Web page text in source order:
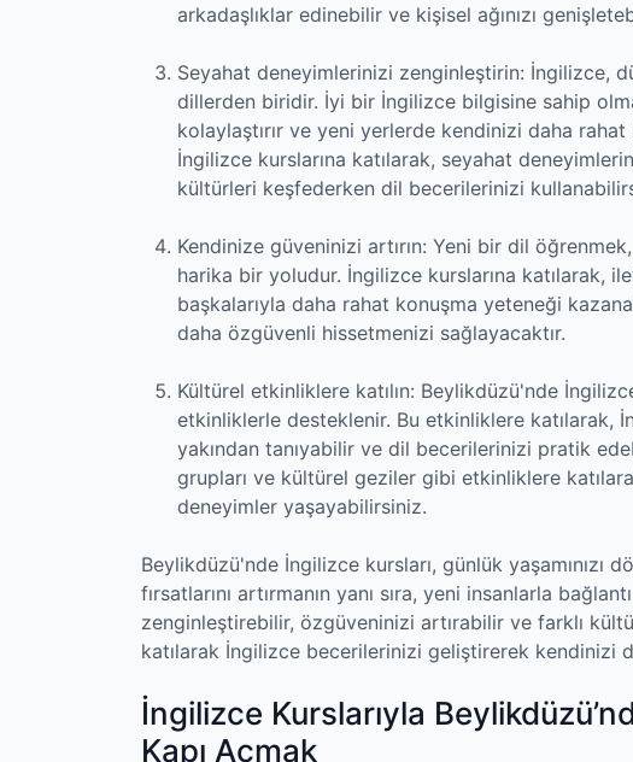
arkadaşlıklar edinebilir ve kişisel ağınızı
Seyahat deneyimlerinizi zenginleştirin: İngilizce,
dillerden biridir. İyi bir İngilizce bilgisine sahip
kolaylaştırır ve yeni yerlerde kendinizi daha
İngilizce kurslarına katılarak, seyahat
kültürleri keşfederken dil becerilerinizi
Kendinize güveninizi artırın: Yeni bir dil
harika bir yoludur. İngilizce kurslarına katılarak,
başkalarıyla daha rahat konuşma yeteneği
daha özgüvenli hissetmenizi sağlayacaktır.
Kültürel etkinliklere katılın: Beylikdüzü'nde
etkinliklerle desteklenir. Bu etkinliklere katılarak,
yakından tanıyabilir ve dil becerilerinizi pratik
grupları ve kültürel geziler gibi etkinliklere
deneyimler yaşayabilirsiniz.
Beylikdüzü'nde İngilizce kursları, günlük yaşamınızı
fırsatlarını artırmanın yanı sıra, yeni insanlarla
zenginleştirebilir, özgüveninizi artırabilir ve farklı
katılarak İngilizce becerilerinizi geliştirerek kendinizi
İngilizce Kurslarıyla
Kapı Açmak